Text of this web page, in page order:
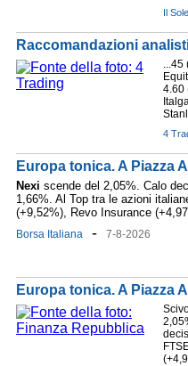
Il
Raccomandazioni
...45
4.60
4
Europa tonica. A Piazza
Nexi scende del 2,05%. Calo
1,66%. Al Top tra le azioni
(+9,52%), Revo Insurance
Borsa Italiana - 7-8-2026
Europa tonica. A Piazza